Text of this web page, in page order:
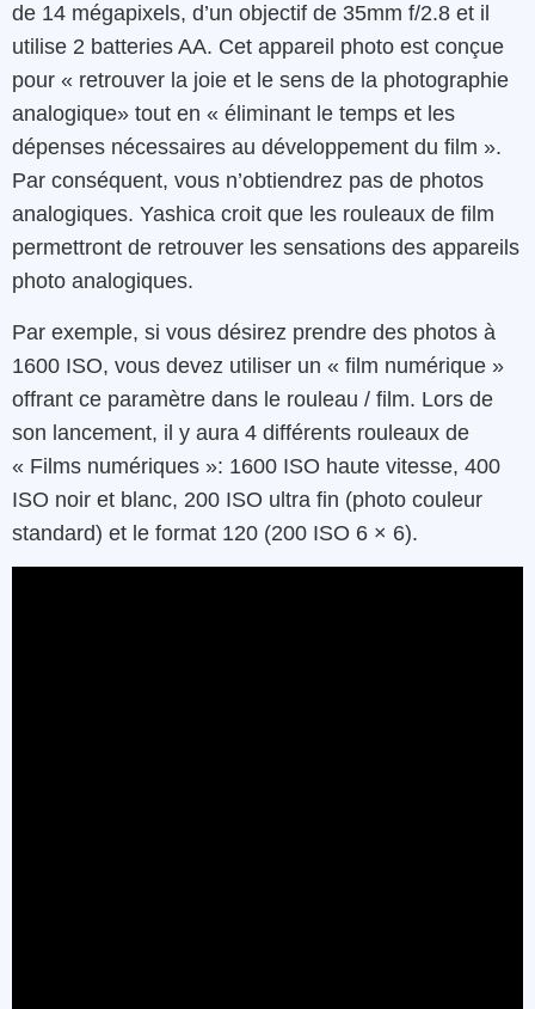
de 14 mégapixels, d’un objectif de 35mm f/2.8 et il
utilise 2 batteries AA. Cet appareil photo est conçue
pour « retrouver la joie et le sens de la photographie
analogique» tout en « éliminant le temps et les
dépenses nécessaires au développement du film ».
Par conséquent, vous n’obtiendrez pas de photos
analogiques. Yashica croit que les rouleaux de film
permettront de retrouver les sensations des appareils
photo analogiques.
Par exemple, si vous désirez prendre des photos à
1600 ISO, vous devez utiliser un « film numérique »
offrant ce paramètre dans le rouleau / film. Lors de
son lancement, il y aura 4 différents rouleaux de
« Films numériques »: 1600 ISO haute vitesse, 400
ISO noir et blanc, 200 ISO ultra fin (photo couleur
standard) et le format 120 (200 ISO 6 × 6).